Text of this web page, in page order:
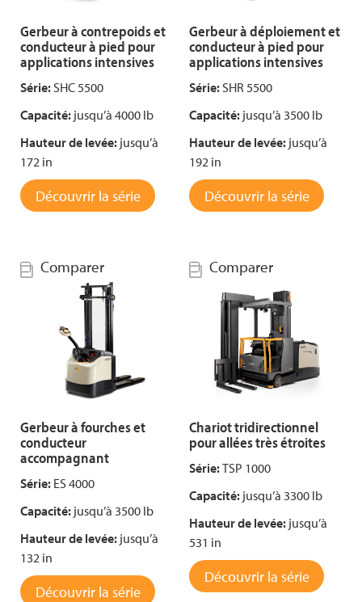
Gerbeur à contrepoids et
conducteur à pied pour
applications intensives
Série:SHC 5500
Capacité: jusqu’à 4000 lb
Hauteur de levée: jusqu’à
172 in
Découvrir la série
Gerbeur à déploiement et
conducteur à pied pour
applications intensives
Série:SHR 5500
Capacité: jusqu’à 3500 lb
Hauteur de levée: jusqu’à
192 in
Découvrir la série
Comparer
Gerbeur à fourches et
conducteur
accompagnant
Série: ES 4000
Capacité: jusqu’à 3500 lb
Hauteur de levée: jusqu’à
132 in
Découvrir la série
Comparer
Chariot tridirectionnel
pour allées très étroites
Série:TSP 1000
Capacité: jusqu’à 3300 lb
Hauteur de levée: jusqu’à
531 in
Découvrir la série